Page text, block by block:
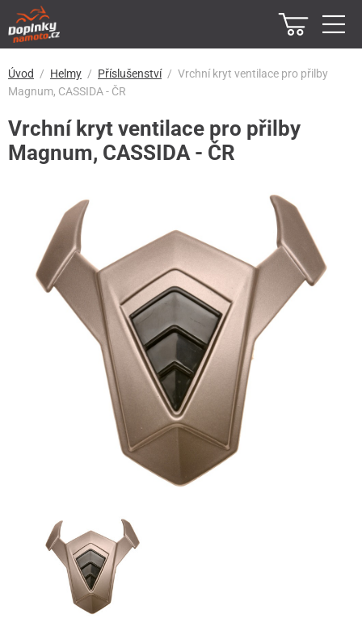
Úvod Helmy Příslušenství
Vrchní kryt ventilace pro přilby
Magnum, CASSIDA - ČR
Vrchní kryt ventilace pro přilby
Magnum, CASSIDA - ČR